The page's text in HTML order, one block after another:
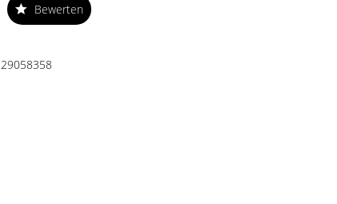
Bewerten
29058358